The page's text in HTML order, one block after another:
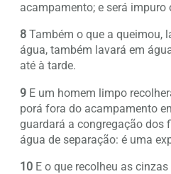
acampamento; e será impuro
8 Também o que a queimou,
água, também lavará em
até à tarde.
9 E um homem limpo
porá fora do acampamento
guardará a congregação dos
água de separação: é uma
10 E o que recolheu as